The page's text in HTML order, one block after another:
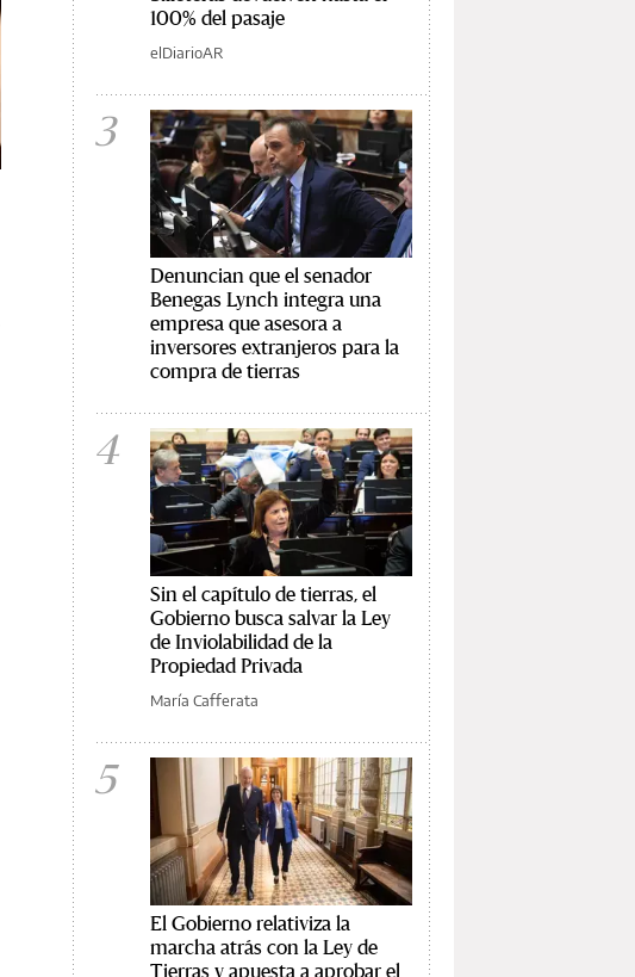
100% del pasaje
elDiarioAR
3
Denuncian que el senador
Benegas Lynch integra una
empresa que asesora a
inversores extranjeros para la
compra de tierras
4
Sin el capítulo de tierras, el
Gobierno busca salvar la Ley
de Inviolabilidad de la
Propiedad Privada
María Cafferata
5
El Gobierno relativiza la
marcha atrás con la Ley de
Tierras y apuesta a aprobar el